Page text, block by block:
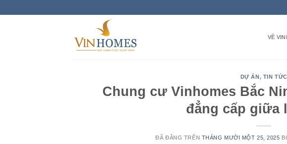
VỀ
DỰ ÁN, TIN TỨC
Chung cư Vinhomes Bắc
đẳng cấp giữa
ĐÃ ĐĂNG TRÊN THÁNG MƯỜI MỘT 25, 2025